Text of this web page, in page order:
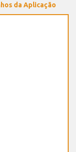
da Aplicação